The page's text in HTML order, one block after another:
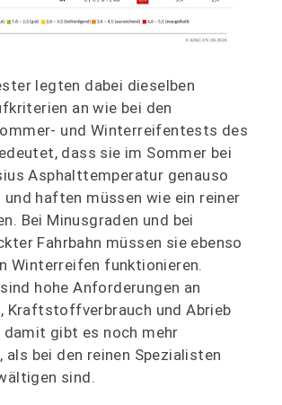
legten dabei dieselben
an wie bei den
und Winterreifentests des
dass sie im Sommer bei
Asphalttemperatur genauso
haften müssen wie ein reiner
Bei Minusgraden und bei
Fahrbahn müssen sie ebenso
Winterreifen funktionieren.
hohe Anforderungen an
Kraftstoffverbrauch und Abrieb
gibt es noch mehr
bei den reinen Spezialisten
sind.